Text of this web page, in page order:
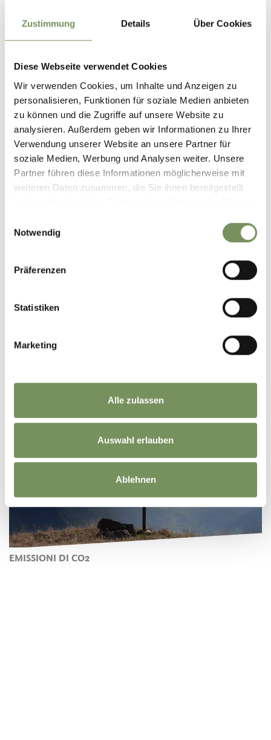
Zustimmung Details Über Cookies
Diese Webseite verwendet Cookies
Wir verwenden Cookies, um Inhalte und Anzeigen zu
personalisieren, Funktionen für soziale Medien anbieten
zu können und die Zugriffe auf unsere Website zu
analysieren. Außerdem geben wir Informationen zu Ihrer
Verwendung unserer Website an unsere Partner für
soziale Medien, Werbung und Analysen weiter. Unsere
Partner führen diese Informationen möglicherweise mit
weiteren Daten zusammen, die Sie ihnen bereitgestellt
Notwendig
Präferenzen
Statistiken
Marketing
Alle zulassen
Auswahl erlauben
Ablehnen
TRANSFER FINO ALL'ALLOGGIO
DISPOSIZIONI DOGANALI
EMISSIONI DI CO2